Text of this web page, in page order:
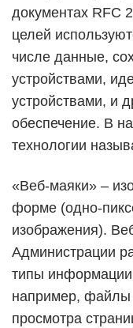
документах RFC
целей
числе данные,
устройствами,
устройствами, и
обеспечение. В
технологии
«Веб-маяки» –
форме (одно-
изображения).
Администрации
типы информации
например, файлы
просмотра